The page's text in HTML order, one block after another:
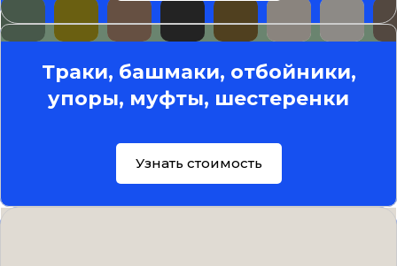
Траки, башмаки, отбойники,
упоры, муфты, шестеренки
Узнать стоимость